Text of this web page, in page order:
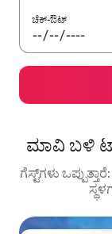
ಚೆಕ್-ಔಟ್
ಮಾವಿ ಬಳಿ
ಗೆಸ್ಟ್‌ಗಳು